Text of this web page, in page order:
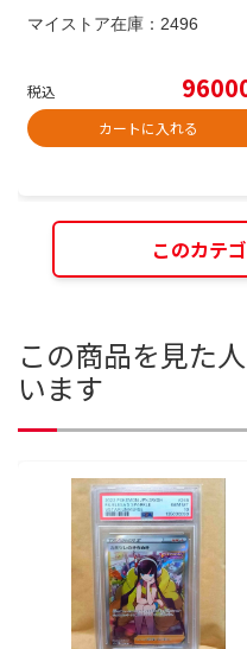
マイストア在庫： 2496
税込
カートに入れる
このカテ
この商品を見た
います